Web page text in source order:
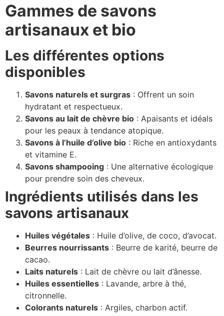
Gammes de savons
artisanaux et bio
Les différentes options
disponibles
Savons naturels et surgras : Offrent un soin
hydratant et respectueux.
Savons au lait de chèvre bio : Apaisants et idéals
pour les peaux à tendance atopique.
Savons à l’huile d’olive bio : Riche en antioxydants
et vitamine E.
Savons shampooing : Une alternative écologique
pour prendre soin des cheveux.
Ingrédients utilisés dans les
savons artisanaux
Huiles végétales : Huile d’olive, de coco, d’avocat.
Beurres nourrissants : Beurre de karité, beurre de
cacao.
Laits naturels : Lait de chèvre ou lait d’ânesse.
Huiles essentielles : Lavande, arbre à thé,
citronnelle.
Colorants naturels : Argiles, charbon actif.